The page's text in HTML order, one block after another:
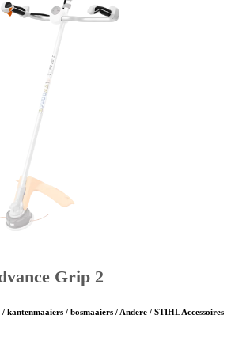
Grip 2
kantenmaaiers / bosmaaiers / Andere / STIHL Accessoires